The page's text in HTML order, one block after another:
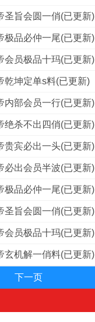
圣旨会圆一俏(已更新)
极品必仲一尾(已更新)
会员极品十玛(已更新)
乾坤定单s料(已更新)
内部会员一行(已更新)
绝杀不出四俏(已更新)
贵宾必出一头(已更新)
必出会员半波(已更新)
极品必仲一尾(已更新)
圣旨会圆一俏(已更新)
会员极品十玛(已更新)
玄机解一俏料(已更新)
下一页